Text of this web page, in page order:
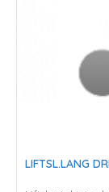
LIFTSL.LANG